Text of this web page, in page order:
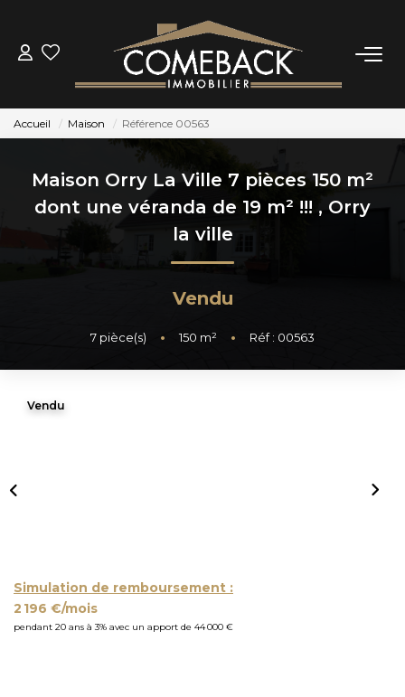
ACHETER
LOUER
ESTIMER
BIENS VENDUS
Accueil Maison Référence 00563
Maison Orry La Ville 7 pièces 150 m²
dont une véranda de 19 m² !!! , Orry
la ville
Vendu
7 pièce(s) • 150 m² • Réf : 00563
Vendu
Simulation de remboursement :
2 196 €/mois
pendant 20 ans à 3% avec un apport de 44 000 €